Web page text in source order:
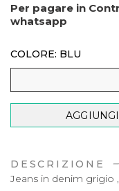
Per pagare in
whatsapp
COLORE: BLU
DESCRIZIONE
Jeans in denim grigio